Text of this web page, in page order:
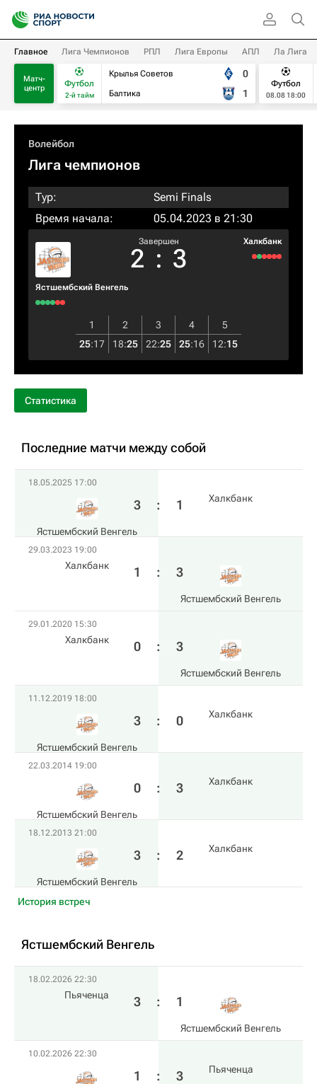
Главное Лига Чемпионов РПЛ Лига Европы АПЛ Ла Лига
Матч-
центр
Футбол
2-й тайм
Крылья Советов
Балтика
0
1
Футбол
08.08 18:00
Волейбол
Лига чемпионов
Тур:
Semi Finals
Время начала:
05.04.2023 в 21:30
Ястшембский Венгель
Завершен
2 : 3
Халкбанк
1 2 3 4
5
25:17 18:25 22:25 25:16 12:15
Статистика
Последние матчи между собой
18.05.2025 17:00
Ястшембский Венгель
3 : 1 Халкбанк
29.03.2023 19:00
Халкбанк 1 : 3
Ястшембский Венгель
29.01.2020 15:30
Халкбанк 0 : 3
Ястшембский Венгель
11.12.2019 18:00
Ястшембский Венгель
3 : 0 Халкбанк
22.03.2014 19:00
Ястшембский Венгель
0 : 3 Халкбанк
18.12.2013 21:00
Ястшембский Венгель
3 : 2 Халкбанк
История встреч
Ястшембский Венгель
18.02.2026 22:30
Пьяченца 3 : 1
Ястшембский Венгель
10.02.2026 22:30
1 : 3 Пьяченца